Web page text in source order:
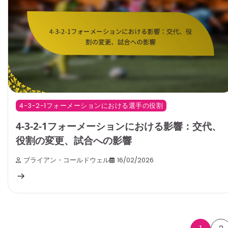
4-3-2-1フォーメーションにおける選手の役割
4-3-2-1フォーメーションにおける影響：交代、
役割の変更、試合への影響
ブライアン・コールドウェル 16/02/2026